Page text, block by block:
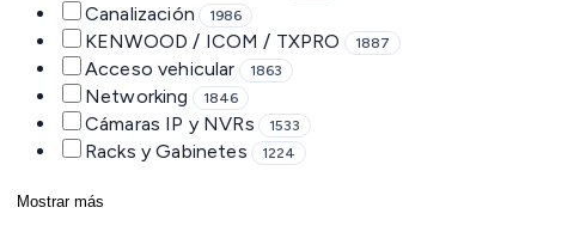
Canalización 1986
KENWOOD / ICOM / TXPRO 1887
Acceso vehicular 1863
Networking 1846
Cámaras IP y NVRs 1533
Racks y Gabinetes 1224
Mostrar más